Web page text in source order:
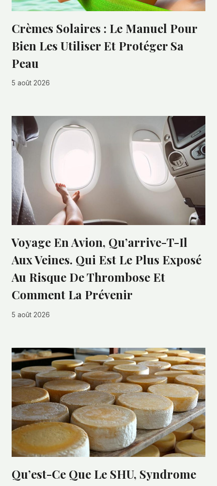
Crèmes Solaires : Le Manuel Pour
Bien Les Utiliser Et Protéger Sa
Peau
5 août 2026
Voyage En Avion, Qu’arrive-T-Il
Aux Veines. Qui Est Le Plus Exposé
Au Risque De Thrombose Et
Comment La Prévenir
5 août 2026
Qu’est-Ce Que Le SHU, Syndrome